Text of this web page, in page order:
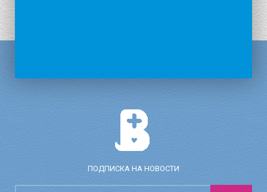
ПОДПИСКА НА НОВОСТИ